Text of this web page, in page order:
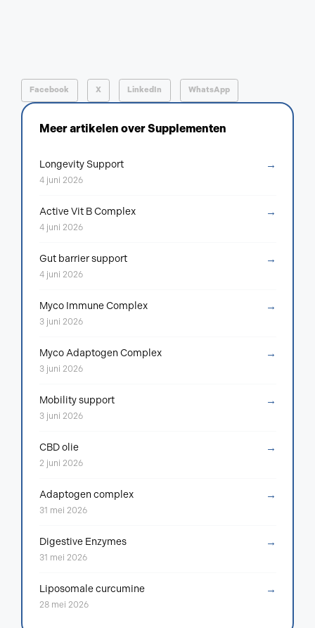
Facebook X LinkedIn WhatsApp
Meer artikelen overSupplementen
Longevity Support →
4 juni 2026
Active Vit B Complex →
4 juni 2026
Gut barrier support →
4 juni 2026
Myco Immune Complex →
3 juni 2026
Myco Adaptogen Complex →
3 juni 2026
Mobility support →
3 juni 2026
CBD olie →
2 juni 2026
Adaptogen complex →
31 mei 2026
Digestive Enzymes →
31 mei 2026
Liposomale curcumine →
28 mei 2026